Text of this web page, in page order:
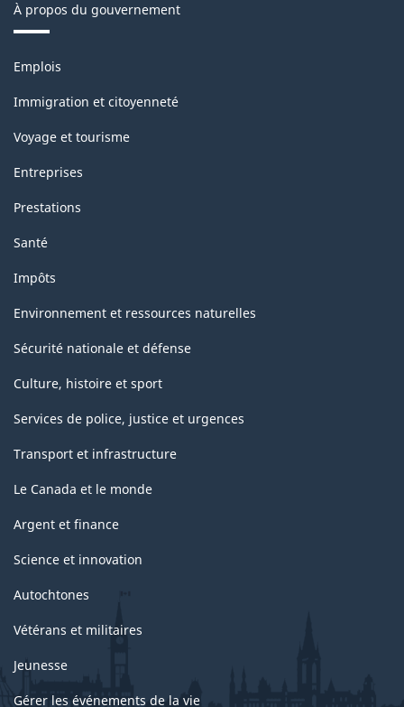
À propos du gouvernement
Thèmes
sujets
Emplois
Immigration et citoyenneté
Voyage et tourisme
Entreprises
Prestations
Santé
Impôts
Environnement et ressources naturelles
Sécurité nationale et défense
Culture, histoire et sport
Services de police, justice et urgences
Transport et infrastructure
Le Canada et le monde
Argent et finance
Science et innovation
Autochtones
Vétérans et militaires
Jeunesse
Gérer les événements de la vie